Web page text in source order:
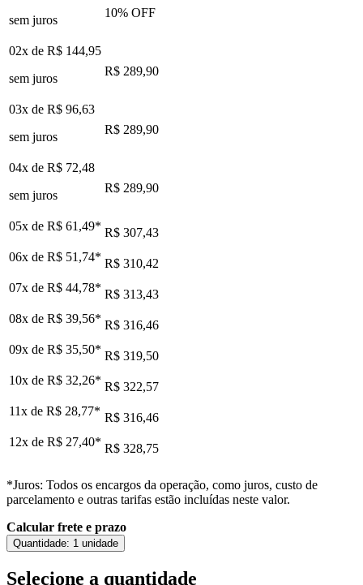
sem juros
10% OFF
02x de R$ 144,95
sem juros
R$ 289,90
03x de R$ 96,63
sem juros
R$ 289,90
04x de R$ 72,48
sem juros
R$ 289,90
05x de R$ 61,49* R$ 307,43
06x de R$ 51,74* R$ 310,42
07x de R$ 44,78* R$ 313,43
08x de R$ 39,56* R$ 316,46
09x de R$ 35,50* R$ 319,50
10x de R$ 32,26* R$ 322,57
11x de R$ 28,77* R$ 316,46
12x de R$ 27,40* R$ 328,75
*Juros: Todos os encargos da operação, como juros, custo de
parcelamento e outras tarifas estão incluídas neste valor.
Calcular frete e prazo
Quantidade: 1 unidade
Selecione a quantidade